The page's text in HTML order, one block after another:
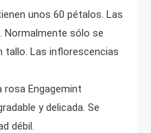
unos 60 pétalos. Las
Normalmente sólo se
tallo. Las inflorescencias
Engagemint
y delicada. Se
débil.